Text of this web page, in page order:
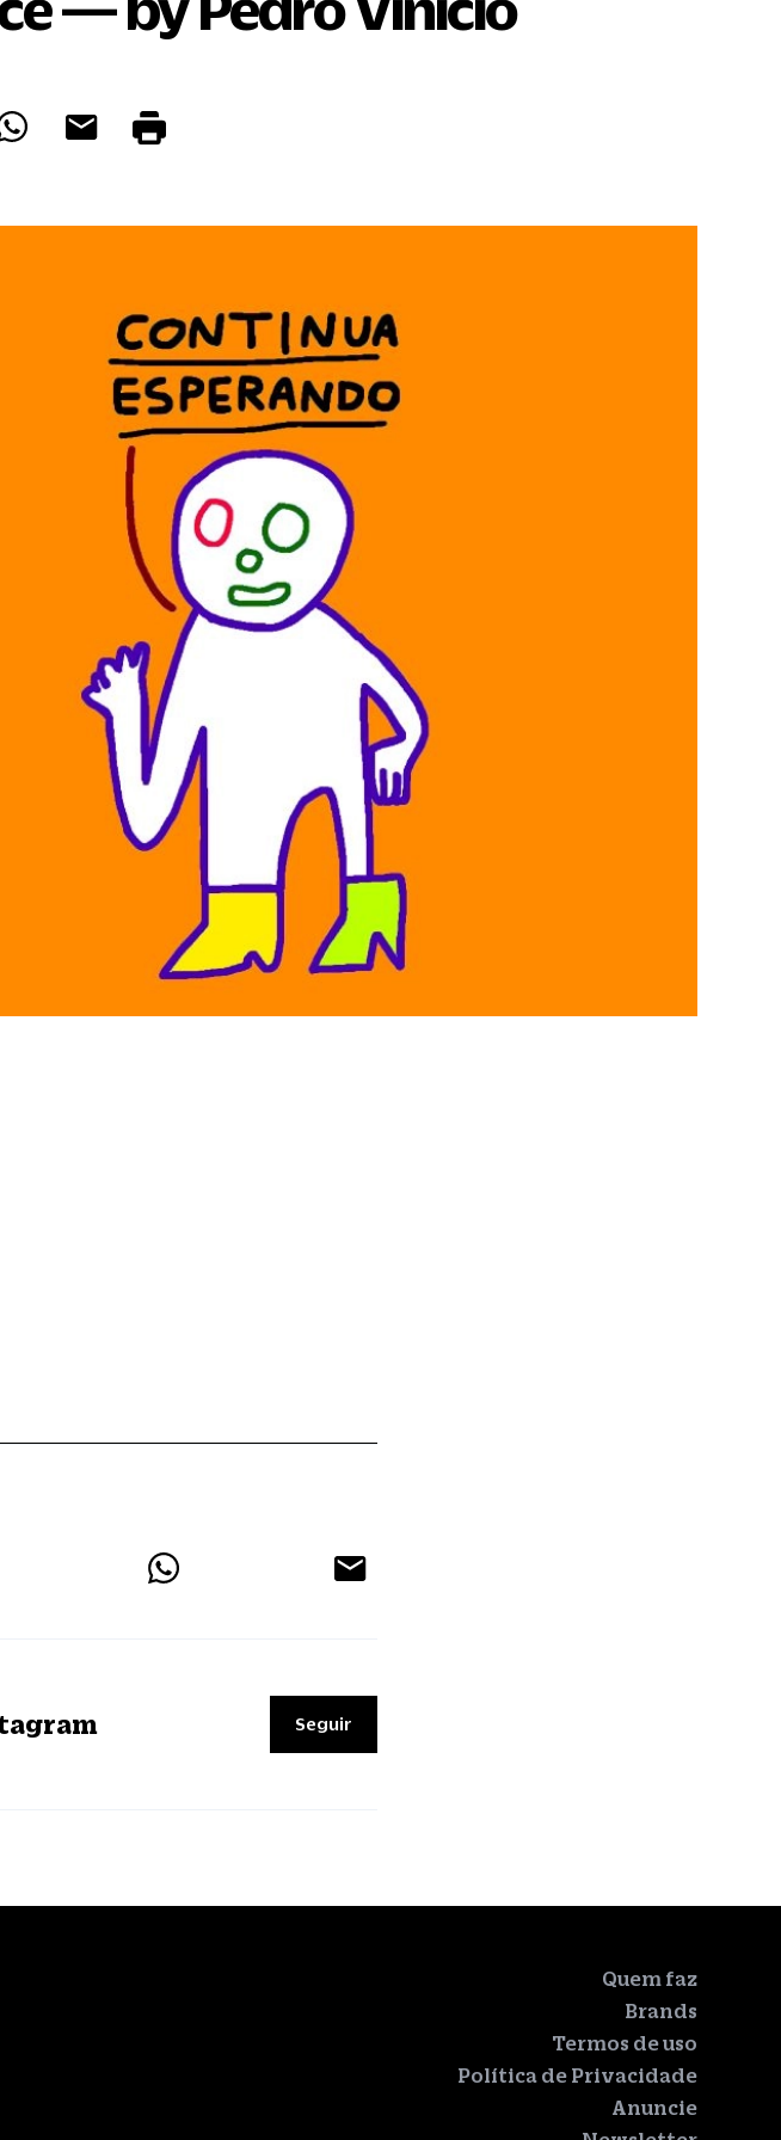
Seguir
Quem faz
Brands
Termos de uso
Política de Privacidade
Anuncie